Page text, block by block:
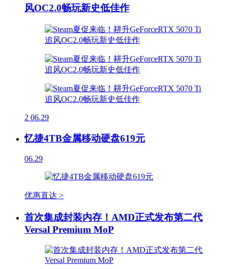
风OC2.0畅玩新史低佳作
2 06.29
忆捷4TB金属移动硬盘619元
06.29
优惠直达 >
首次集成封装内存！AMD正式发布第二代
Versal Premium MoP